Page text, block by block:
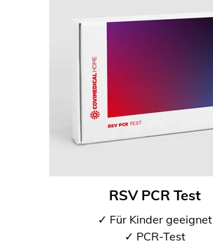
RSV PCR Test
✓ Für Kinder geeignet
✓ PCR-Test